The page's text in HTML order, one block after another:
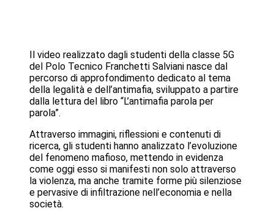
Il video realizzato dagli studenti della classe 5G
del Polo Tecnico Franchetti Salviani nasce dal
percorso di approfondimento dedicato al tema
della legalità e dell’antimafia, sviluppato a partire
dalla lettura del libro “L’antimafia parola per
parola”.
Attraverso immagini, riflessioni e contenuti di
ricerca, gli studenti hanno analizzato l’evoluzione
del fenomeno mafioso, mettendo in evidenza
come oggi esso si manifesti non solo attraverso
la violenza, ma anche tramite forme più silenziose
e pervasive di infiltrazione nell’economia e nella
società.